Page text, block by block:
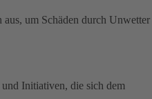
um Schäden durch Unwetter
Initiativen, die sich dem